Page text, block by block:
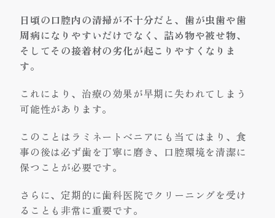
日頃の口腔内の清掃が不十分だと、歯が虫歯や歯
周病になりやすいだけでなく、詰め物や被せ物、
そしてその接着材の劣化が起こりやすくなりま
す。
これにより、治療の効果が早期に失われてしまう
可能性があります。
このことはラミネートベニアにも当てはまり、食
事の後は必ず歯を丁寧に磨き、口腔環境を清潔に
保つことが必要です。
さらに、定期的に歯科医院でクリーニングを受け
ることも非常に重要です。